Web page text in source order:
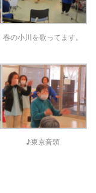
春の小川を歌ってます。
♪東京音頭